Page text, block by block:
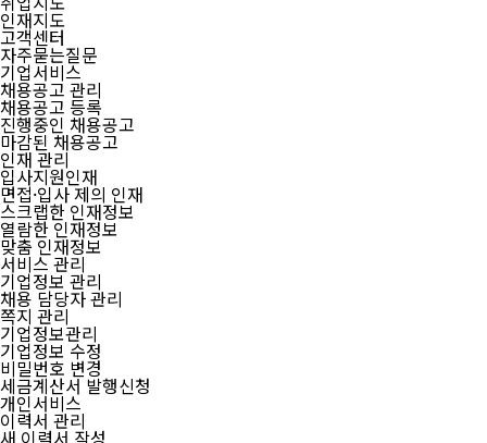
인재지도
고객센터
자주묻는질문
기업서비스
채용공고 관리
채용공고 등록
진행중인 채용공고
마감된 채용공고
인재 관리
입사지원인재
면접·입사 제의 인재
스크랩한 인재정보
열람한 인재정보
맞춤 인재정보
서비스 관리
기업정보 관리
채용 담당자 관리
쪽지 관리
기업정보관리
기업정보 수정
비밀번호 변경
세금계산서 발행신청
개인서비스
이력서 관리
새 이력서 작성